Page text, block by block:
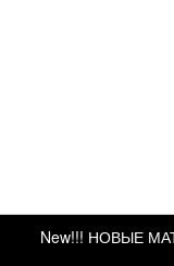
New!!! НОВЫЕ